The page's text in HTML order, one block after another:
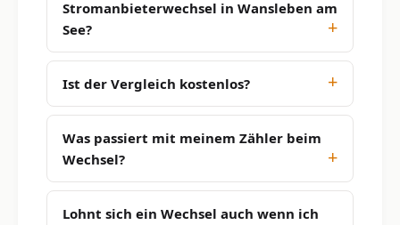
Stromanbieterwechsel in Wansleben am
See?
Ist der Vergleich kostenlos?
Was passiert mit meinem Zähler beim
Wechsel?
Lohnt sich ein Wechsel auch wenn ich